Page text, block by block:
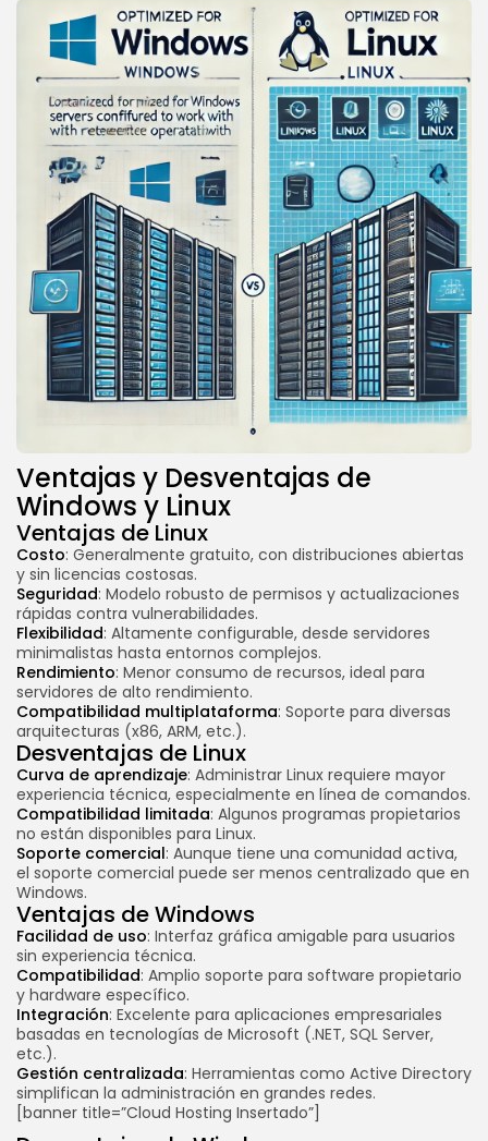
Ventajas y Desventajas de
Windows y Linux
Ventajas de Linux
Costo: Generalmente gratuito, con distribuciones abiertas
y sin licencias costosas.
Seguridad: Modelo robusto de permisos y actualizaciones
rápidas contra vulnerabilidades.
Flexibilidad: Altamente configurable, desde servidores
minimalistas hasta entornos complejos.
Rendimiento: Menor consumo de recursos, ideal para
servidores de alto rendimiento.
Compatibilidad multiplataforma: Soporte para diversas
arquitecturas (x86, ARM, etc.).
Desventajas de Linux
Curva de aprendizaje: Administrar Linux requiere mayor
experiencia técnica, especialmente en línea de comandos.
Compatibilidad limitada: Algunos programas propietarios
no están disponibles para Linux.
Soporte comercial: Aunque tiene una comunidad activa,
el soporte comercial puede ser menos centralizado que en
Windows.
Ventajas de Windows
Facilidad de uso: Interfaz gráfica amigable para usuarios
sin experiencia técnica.
Compatibilidad: Amplio soporte para software propietario
y hardware específico.
Integración: Excelente para aplicaciones empresariales
basadas en tecnologías de Microsoft (.NET, SQL Server,
etc.).
Gestión centralizada: Herramientas como Active Directory
simplifican la administración en grandes redes.
[banner title=”Cloud Hosting Insertado”]